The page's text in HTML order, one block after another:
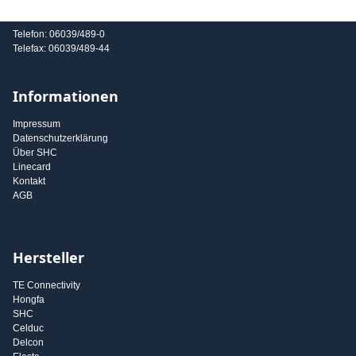
Telefon: 06039/489-0
Telefax: 06039/489-44
Informationen
Impressum
Datenschutzerklärung
Über SHC
Linecard
Kontakt
AGB
Hersteller
TE Connectivity
Hongfa
SHC
Celduc
Delcon